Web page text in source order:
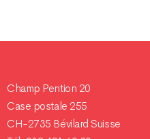
Champ Pention 20
Case postale 255
CH-2735 Bévilard Suisse